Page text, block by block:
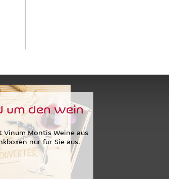
um den Wein
Vinum Montis Weine aus
nur für Sie aus.